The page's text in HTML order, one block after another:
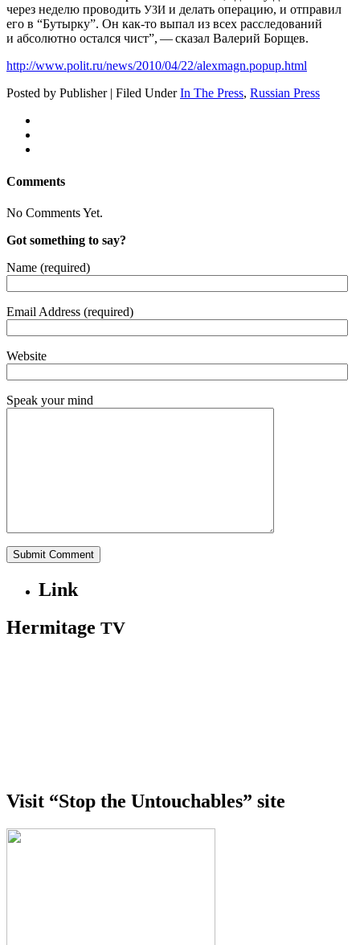
через неделю проводить УЗИ и делать операцию, и отправил
его в “Бутырку”. Он как-то выпал из всех расследований
и абсолютно остался чист”, — сказал Валерий Борщев.
http://www.polit.ru/news/2010/04/22/alexmagn.popup.html
Posted by Publisher | Filed UnderIn The Press, Russian Press
Comments
No Comments Yet.
Got something to say?
Name (required)
Email Address (required)
Website
Speak your mind
Link
Hermitage TV
Visit “Stop the Untouchables” site